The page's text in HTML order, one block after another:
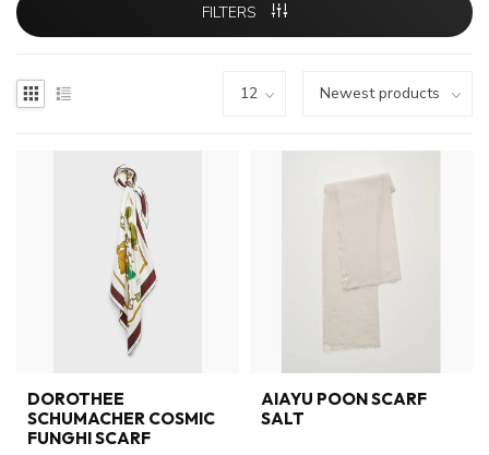
FILTERS
DOROTHEE
SCHUMACHER COSMIC
FUNGHI SCARF
AIAYU POON SCARF
SALT